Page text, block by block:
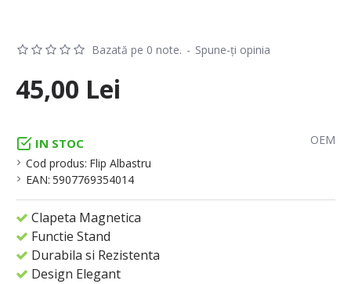
IN STOC
Cod produs: Flip Albastru
EAN: 5907769354014
OEM
Clapeta Magnetica
Functie Stand
Durabila si Rezistenta
Design Elegant
Bazată pe 0 note. - Spune-ţi opinia
45,00 Lei